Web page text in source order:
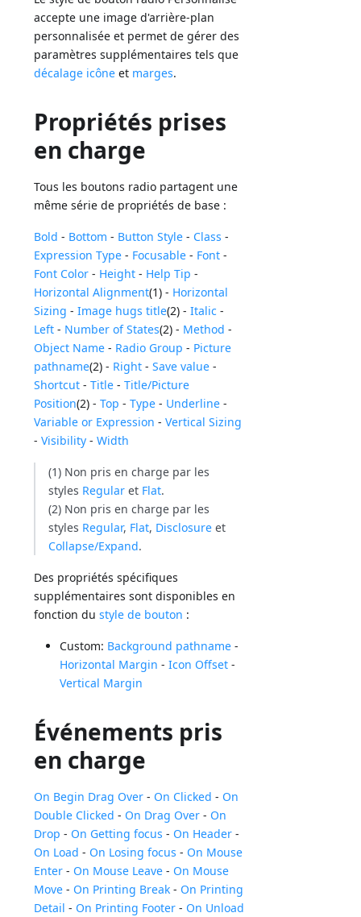
accepte une image d'arrière-plan
personnalisée et permet de gérer des
paramètres supplémentaires tels que
décalage icône et marges.
Propriétés prises
en charge
Tous les boutons radio partagent une
même série de propriétés de base :
Bold - Bottom - Button Style - Class -
Expression Type - Focusable - Font -
Font Color - Height - Help Tip -
Horizontal Alignment(1) - Horizontal
Sizing -Image hugs title(2) -Italic -
Left - Number of States(2) - Method -
Object Name - Radio Group - Picture
pathname(2) - Right -Save value -
Shortcut -Title -Title/Picture
Position(2) -Top -Type - Underline -
Variable or Expression -Vertical Sizing
-Visibility -Width
(1) Non pris en charge par les
styles Regular et Flat.
(2) Non pris en charge par les
styles Regular, Flat, Disclosure et
Collapse/Expand.
Des propriétés spécifiques
supplémentaires sont disponibles en
fonction dustyle de bouton :
Custom: Background pathname -
Horizontal Margin -Icon Offset -
Vertical Margin
Événements pris
en charge
On Begin Drag Over - On Clicked - On
Double Clicked - On Drag Over - On
Drop - On Getting focus - On Header -
On Load - On Losing focus - On Mouse
Enter - On Mouse Leave - On Mouse
Move - On Printing Break - On Printing
Detail - On Printing Footer - On Unload